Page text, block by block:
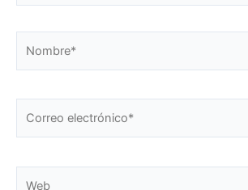
electrónico*